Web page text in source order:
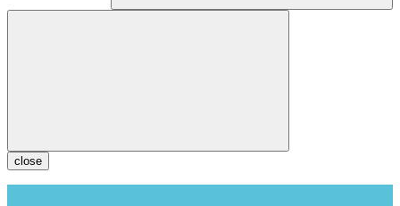
close